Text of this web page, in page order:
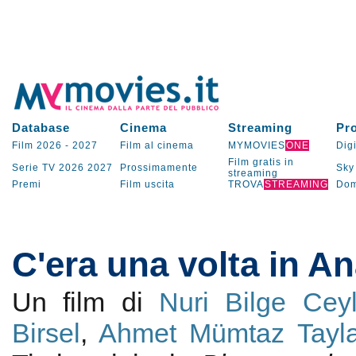
Database Cinema Streaming
Film 2026 - 2027 Film al cinema MYMOVIESONE
Serie TV 2026 2027 Prossimamente
Film gratis in
streaming
Sky
Premi
Film uscita TROVASTREAMING
C'era una volta in
Un film di Nuri Bilge
Birsel,Ahmet Mümtaz